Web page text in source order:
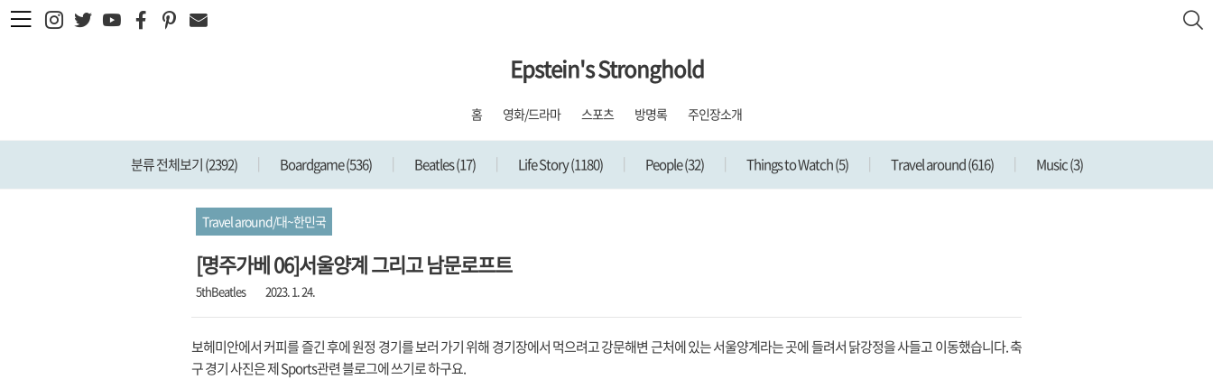
본문 바로가기
Epstein's Stronghold
홈 영화/드라마 스포츠 방명록 주인장소개
분류 전체보기(2392) Boardgame(536) Beatles(17) Life Story(1180) People(32) Things to Watch(5) Travel around(616) Music(3)
Travel around/대~한민국
[명주가베 06]서울양계 그리고 남문로프트
5thBeatles 2023. 1. 24.
보헤미안에서 커피를 즐긴 후에 원정 경기를 보러 가기 위해 경기장에서 먹으려고 강문해변 근처에 있는 서울양계라는 곳에 들려서 닭강정을 사들고 이동했습니다. 축
구 경기 사진은 제 Sports관련 블로그에 쓰기로 하구요.